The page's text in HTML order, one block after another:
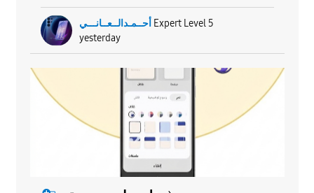
أحــمـدالــعــانـــي Expert Level 5
yesterday